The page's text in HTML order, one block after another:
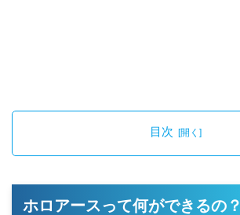
目次
ホロアースって何ができるの？